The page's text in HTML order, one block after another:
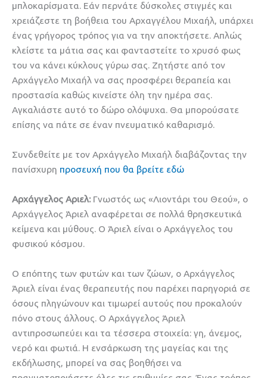
μπλοκαρίσματα. Εάν περνάτε δύσκολες στιγμές και
χρειάζεστε τη βοήθεια του Αρχαγγέλου Μιχαήλ, υπάρχει
ένας γρήγορος τρόπος για να την αποκτήσετε. Απλώς
κλείστε τα μάτια σας και φανταστείτε το χρυσό φως
του να κάνει κύκλους γύρω σας. Ζητήστε από τον
Αρχάγγελο Μιχαήλ να σας προσφέρει θεραπεία και
προστασία καθώς κινείστε όλη την ημέρα σας.
Αγκαλιάστε αυτό το δώρο ολόψυχα. Θα μπορούσατε
επίσης να πάτε σε έναν πνευματικό καθαρισμό.
Συνδεθείτε με τον Αρχάγγελο Μιχαήλ διαβάζοντας την
πανίσχυρη προσευχή που θα βρείτε εδώ
Αρχάγγελος Αριελ: Γνωστός ως «Λιοντάρι του Θεού», ο
Αρχάγγελος Άριελ αναφέρεται σε πολλά θρησκευτικά
κείμενα και μύθους. Ο Άριελ είναι ο Αρχάγγελος του
φυσικού κόσμου.
Ο επόπτης των φυτών και των ζώων, ο Αρχάγγελος
Άριελ είναι ένας θεραπευτής που παρέχει παρηγοριά σε
όσους πληγώνουν και τιμωρεί αυτούς που προκαλούν
πόνο στους άλλους. Ο Αρχάγγελος Άριελ
αντιπροσωπεύει και τα τέσσερα στοιχεία: γη, άνεμος,
νερό και φωτιά. Η ενσάρκωση της μαγείας και της
εκδήλωσης, μπορεί να σας βοηθήσει να